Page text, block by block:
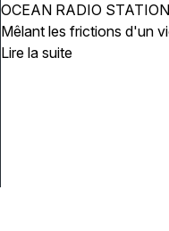
OCEAN RADIO STATION
Lire la suite